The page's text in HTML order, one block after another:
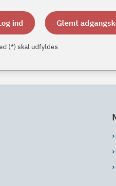
ind Glemt
(*) skal udfyldes